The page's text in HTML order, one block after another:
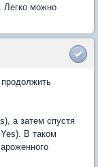
Легко можно
продолжить
а затем спустя
В таком